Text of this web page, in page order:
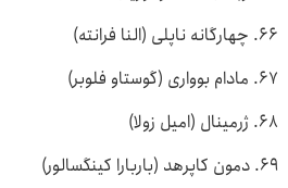
۶۶. چهارگانه ناپلی (النا فرانته)
۶۷. مادام بوواری (گوستاو فلوبر)
۶۸. ژرمینال (امیل زولا)
۶۹. دمون کاپرهد (باربارا کینگسالور)